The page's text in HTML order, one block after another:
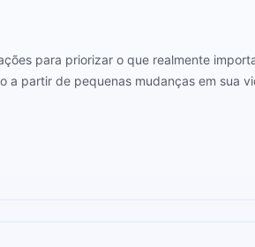
para priorizar o que realmente
a partir de pequenas mudanças em sua